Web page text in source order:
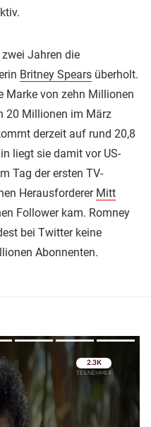
Jahren die
Britney Spears überholt.
Marke von zehn Millionen
20 Millionen im März
derzeit auf rund 20,8
liegt sie damit vor US-
Tag der ersten TV-
Herausforderer Mitt
Follower kam. Romney
bei Twitter keine
Abonnenten.
Überspringen